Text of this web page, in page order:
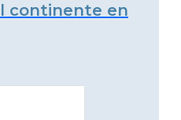
continente en